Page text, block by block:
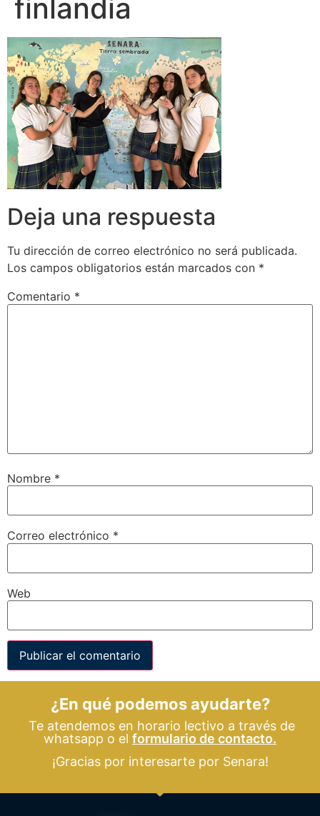
finlandia
Deja una respuesta
Tu dirección de correo electrónico no será publicada.
Los campos obligatorios están marcados con *
Comentario *
Nombre *
Correo electrónico *
Web
¿En qué podemos ayudarte?
Te atendemos en horario lectivo a través de
whatsapp o el formulario de contacto.
¡Gracias por interesarte por Senara!